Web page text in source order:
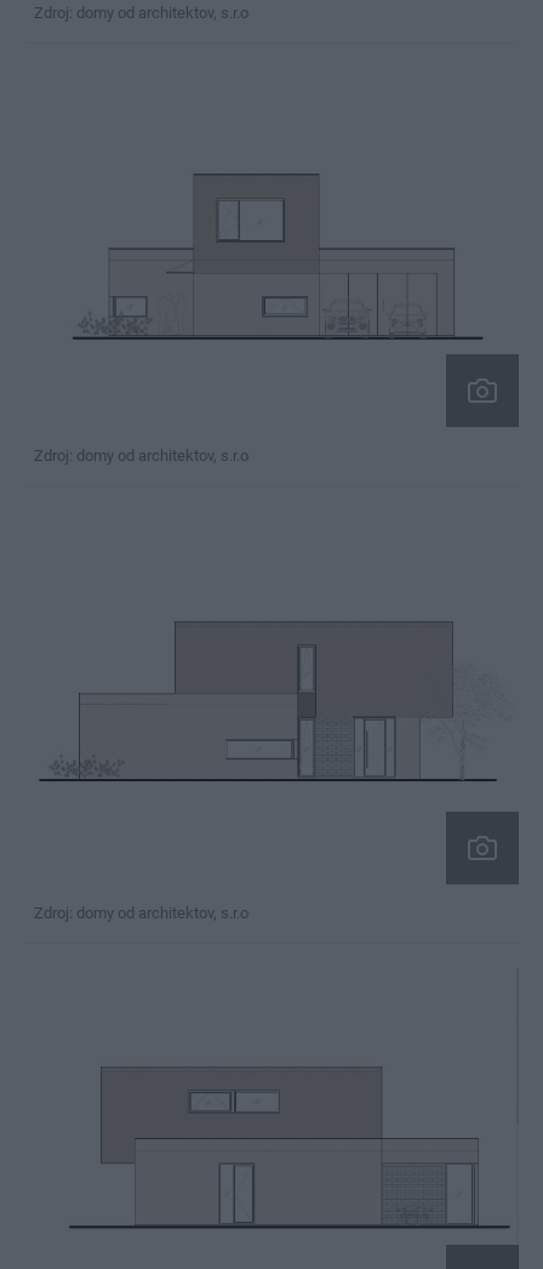
Zdroj: domy od architektov, s.r.o
Zdroj: domy od architektov, s.r.o
Zdroj: domy od architektov, s.r.o